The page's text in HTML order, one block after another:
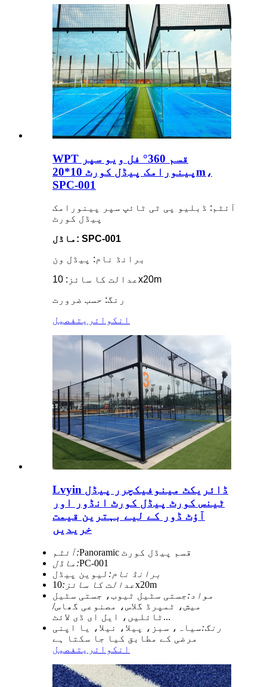
WPT قسم 360° فل ویو سپر
پینورامک پیڈل کورٹ 10*20m،
SPC-001
آئٹم: ڈبلیو پی ٹی ٹائپ سپر پینورامک
پیڈل کورٹ
ماڈل: SPC-001
برانڈ نام: پیڈل ون
عدالت کا سائز: 10x20m
رنگ: حسب ضرورت
انکوائری تفصیل
Lvyin ڈائریکٹ مینوفیکچرر پیڈل
ٹینس کورٹ پیڈل کورٹ انڈور اور
آؤٹ ڈور کے لیے بہترین قیمت
خریدیں
آئٹم:
Panoramic قسم پیڈل کورٹ
ماڈل:PC-001
برانڈ نام: لیوین پیڈل
عدالت کا سائز:10x20m
مواد:جستی سٹیل ٹیوب، جستی سٹیل
میش، ٹمپرڈ گلاس، مصنوعی گھاس/
ٹائلیں، ایل ای ڈی لائٹ...
رنگ:سیاہ، سبز، پیلا، نیلا، یا اپنی
مرضی کے مطابق کیا جا سکتا ہے
انکوائری تفصیل